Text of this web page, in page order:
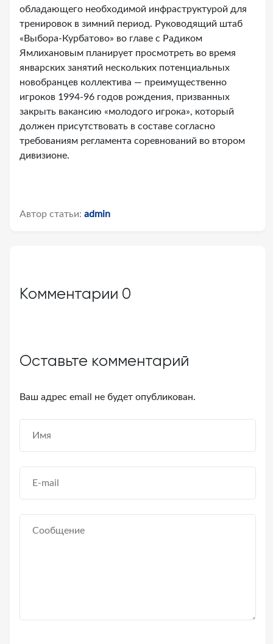
обладающего необходимой инфраструктурой для
тренировок в зимний период. Руководящий штаб
«Выбора-Курбатово» во главе с Радиком
Ямлихановым планирует просмотреть во время
январских занятий нескольких потенциальных
новобранцев коллектива — преимущественно
игроков 1994-96 годов рождения, призванных
закрыть вакансию «молодого игрока», который
должен присутствовать в составе согласно
требованиям регламента соревнований во втором
дивизионе.
Автор статьи: admin
Комментарии 0
Оставьте комментарий
Ваш адрес email не будет опубликован.